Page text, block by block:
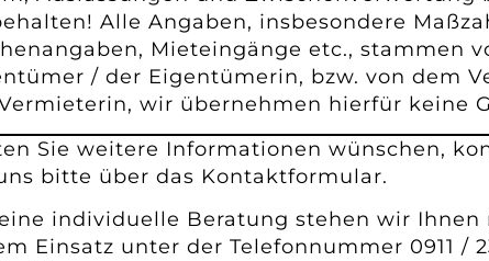
Alle Angaben, insbesondere
Mieteingänge etc., stammen
/ der Eigentümerin, bzw. von dem
wir übernehmen hierfür keine
Sie weitere Informationen wünschen,
bitte über das Kontaktformular.
individuelle Beratung stehen wir Ihnen
Einsatz unter der Telefonnummer 0911 /